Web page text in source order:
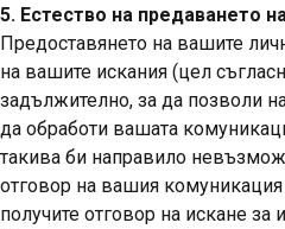
5. Естество на предаването
Предоставянето на вашите
на вашите искания (цел
задължително, за да позволи
да обработи вашата
такива би направило
отговор на вашия
получите отговор на искане